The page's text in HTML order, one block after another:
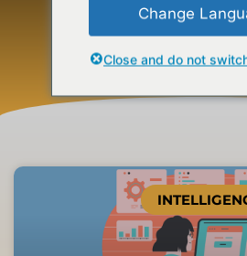
RETOUR À TOUS
Change
Close and do not